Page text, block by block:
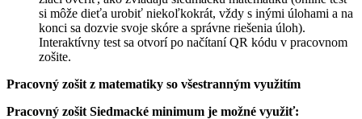
si môže dieťa urobiť niekoľkokrát, vždy s inými úlohami a na
konci sa dozvie svoje skóre a správne riešenia úloh).
Interaktívny test sa otvorí po načítaní QR kódu v pracovnom
zošite.
Pracovný zošit z matematiky so všestranným využitím
Pracovný zošit Siedmacké minimum je možné využiť: